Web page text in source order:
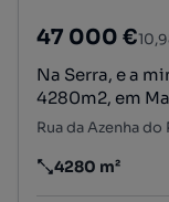
47 000 €
Na Serra, e a
4280m2, em
Preço por metro
4280 m²